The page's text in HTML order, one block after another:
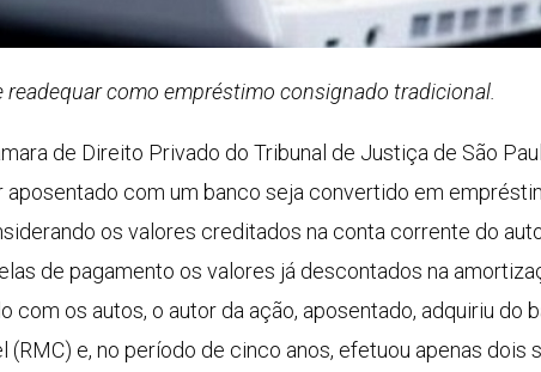
readequar como empréstimo consignado tradicional.
de Direito Privado do Tribunal de Justiça de São
aposentado com um banco seja convertido em
os valores creditados na conta corrente do
de pagamento os valores já descontados na
com os autos, o autor da ação, aposentado, adquiriu
(RMC) e, no período de cinco anos, efetuou apenas dois